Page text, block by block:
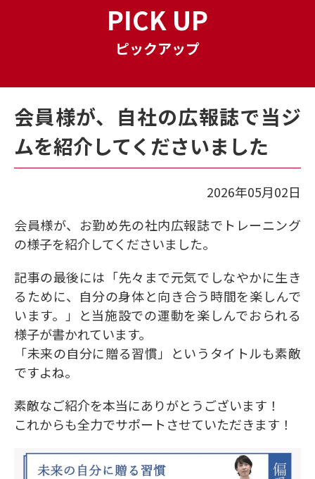
PICK UP
ピックアップ
会員様が、自社の広報誌で当ジ
ムを紹介してくださいました
2026年05月02日
会員様が、お勤め先の社内広報誌でトレーニング
の様子を紹介してくださいました。
記事の最後には「先々まで元気でしなやかに生き
るために、自分の身体と向き合う時間を楽しんで
います。」と当施設での運動を楽しんでおられる
様子が書かれています。
「未来の自分に贈る習慣」というタイトルも素敵
ですよね。
素敵なご紹介を本当にありがとうございます！
これからも全力でサポートさせていただきます！